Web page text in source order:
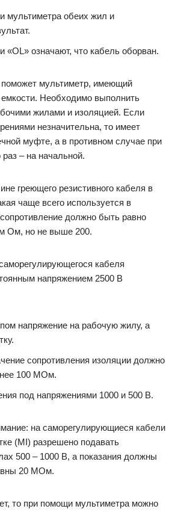
мультиметра обеих жил и
«OL» означают, что кабель оборван.
мультиметр, имеющий
Необходимо выполнить
жилами и изоляцией. Если
незначительна, то имеет
муфте, а в противном случае при
– на начальной.
греющего резистивного кабеля в
чаще всего используется в
должно быть равно
Ом, но не выше 200.
кабеля
напряжением 2500 В
напряжение на рабочую жилу, а
сопротивления изоляции должно
100 МОм.
под напряжениями 1000 и 500 В.
на саморегулирующиеся кабели
(MI) разрешено подавать
500 – 1000 В, а показания должны
20 МОм.
то при помощи мультиметра можно